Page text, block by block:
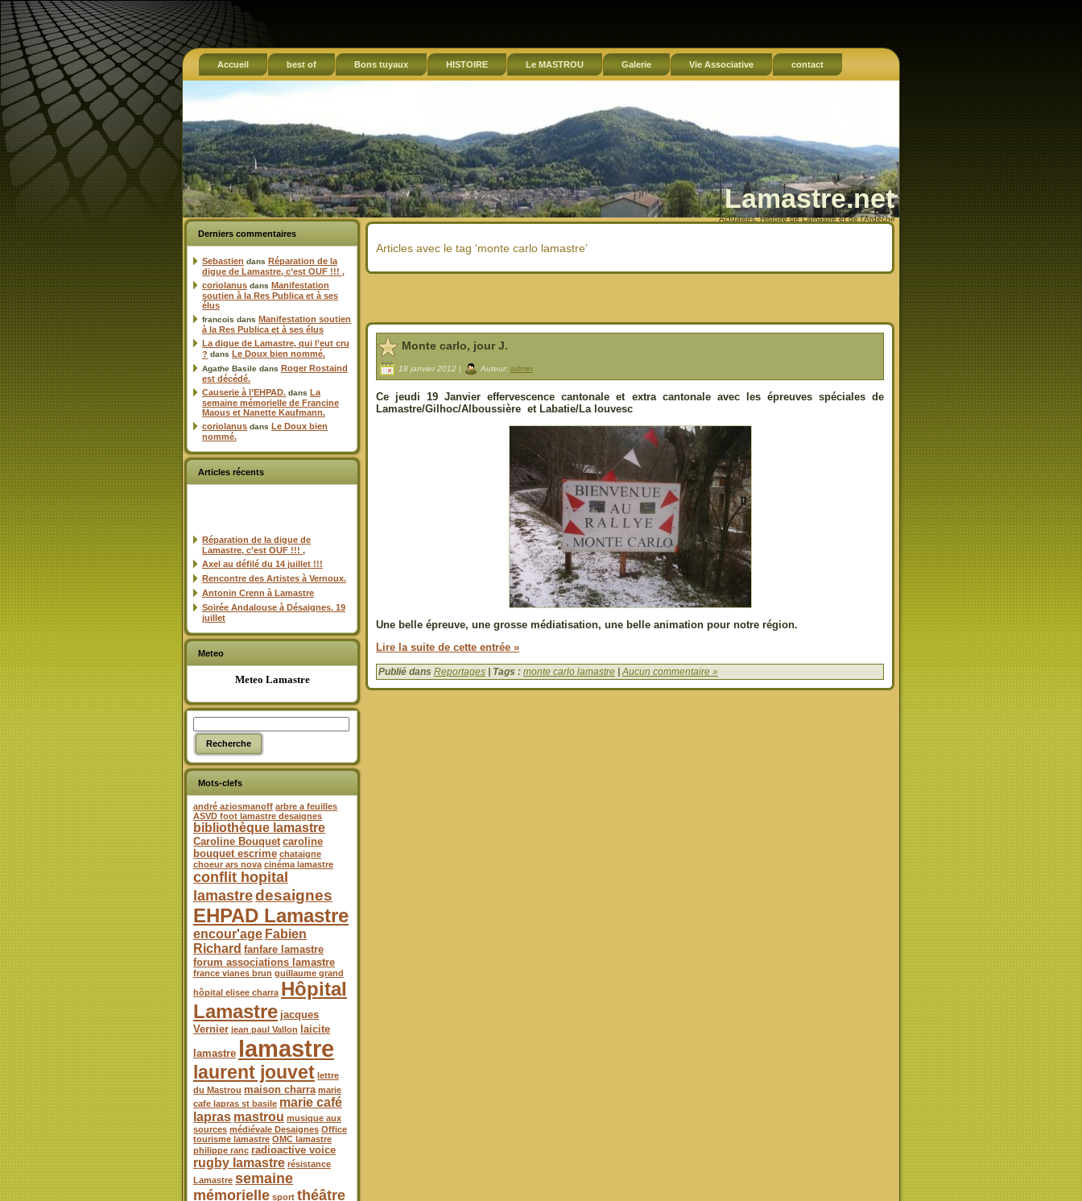
Accueil best of Bons tuyaux HISTOIRE Le MASTROU Galerie Vie Associative contact
Lamastre.net
Actualités, Histoire de Lamastre et de l'Ardèche
Derniers commentaires
Sebastien dans Réparation de la
digue de Lamastre, c’est OUF !!! ,
coriolanus dans Manifestation
soutien à la Res Publica et à ses
élus
francois dans Manifestation soutien
à la Res Publica et à ses élus
La digue de Lamastre, qui l’eut cru
? dans Le Doux bien nommé.
Agathe Basile dans Roger Rostaind
est décédé.
Causerie à l’EHPAD. dans La
semaine mémorielle de Francine
Maous et Nanette Kaufmann.
coriolanus dans Le Doux bien
nommé.
Articles récents
Réparation de la digue de
Lamastre, c’est OUF !!! ,
Axel au défilé du 14 juillet !!!
Rencontre des Artistes à Vernoux.
Antonin Crenn à Lamastre
Soirée Andalouse à Désaignes. 19
juillet
Meteo
Meteo Lamastre
Mots-clefs
andré aziosmanoff arbre a feuilles
ASVD foot lamastre desaignes
bibliothèque lamastre
Caroline Bouquet caroline
bouquet escrime chataigne
choeur ars nova cinéma lamastre
conflit hopital
lamastredesaignes
EHPAD Lamastre
encour'age Fabien
Richard fanfare lamastre
forum associations lamastre
france vianes brun guillaume grand
hôpital elisee charra Hôpital
Lamastre jacques
Vernier jean paul Vallon
laicite
lamastre lamastre
laurent jouvet lettre
du Mastrou maison charra marie
cafe lapras st basile marie café
lapras mastrou musique aux
sources médiévale Desaignes Office
tourisme lamastre OMC lamastre
philippe ranc radioactive voice
rugby lamastre résistance
Lamastre semaine
mémorielle sport théâtre
Articles avec le tag ‘monte carlo lamastre’
Monte carlo, jour J.
18 janvier 2012 | Auteur: admin
Ce jeudi 19 Janvier effervescence cantonale et extra cantonale avec les épreuves spéciales de
Lamastre/Gilhoc/Alboussière et Labatie/La louvesc
Une belle épreuve, une grosse médiatisation, une belle animation pour notre région.
Lire la suite de cette entrée »
Publié dans Reportages | Tags : monte carlo lamastre |Aucun commentaire »